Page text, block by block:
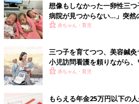
夏休みがやってきましたね！幼稚園組のマ
想像もしなかった一卵性三
病院が見つからない…」突然
経験！【体験談】
赤ちゃん・育児
三つ子を育てつつ、美容鍼灸
小児訪問看護を頼りながら
ちゃん育児！【多胎インタビ
赤ちゃん・育児
もらえる年金25万円以下の